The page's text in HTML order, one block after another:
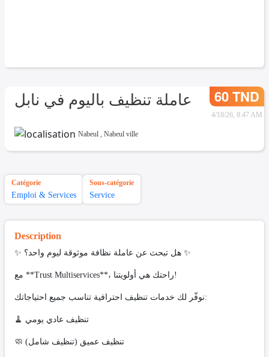
عاملة تنظيف باليوم في نابل 60 TND
4/18/26, 8:47 AM
Nabeul , Nabeul ville
Catégorie
Emploi & Services
Sous-catégorie
Service
Description
✨ هل تبحث عن عاملة نظافة موثوقة ليوم واحد؟ ✨
مع **Trust Multiservices**، راحتك هي أولويتنا!
نوفّر لك خدمات تنظيف احترافية تناسب جميع احتياجاتك:
🧹 تنظيف عادي يومي
🧼 تنظيف عميق (تنظيف شامل)